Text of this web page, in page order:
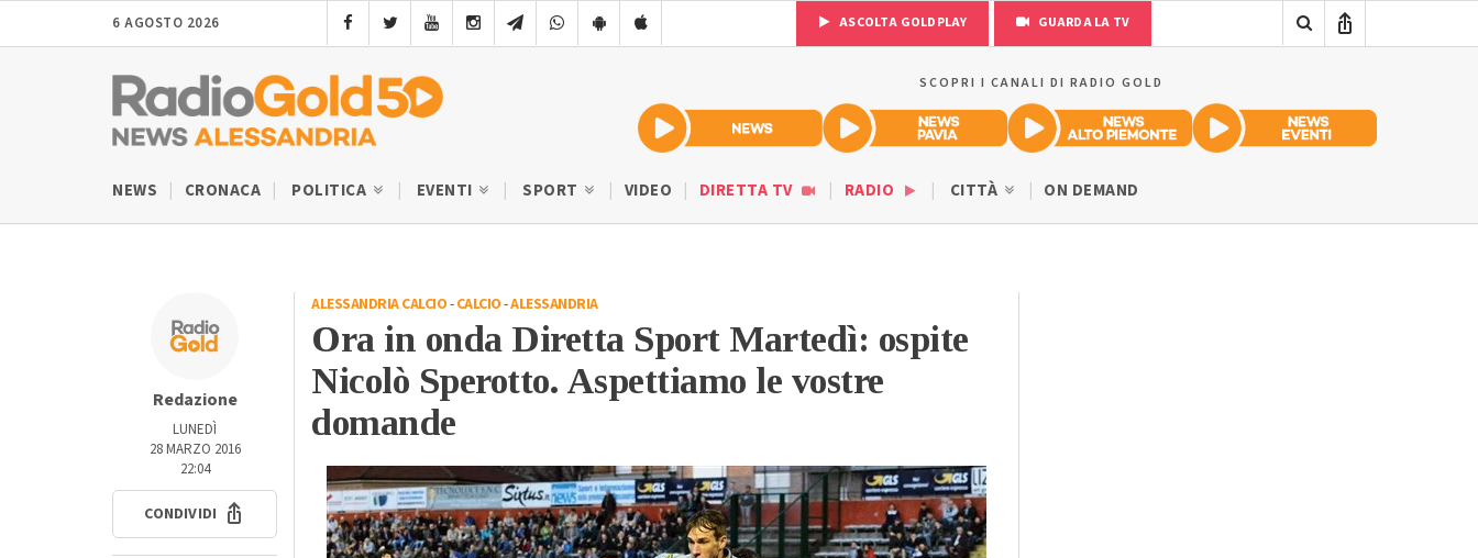
6 AGOSTO 2026 ASCOLTA GOLDPLAY GUARDA LA TV
SCOPRI I CANALI DI RADIO GOLD
NEWS CRONACA POLITICA EVENTI SPORT VIDEO DIRETTA TV RADIO CITTÀ ON DEMAND
Redazione
LUNEDÌ
28 MARZO 2016
22:04
CONDIVIDI
ALESSANDRIA CALCIO-CALCIO-ALESSANDRIA
Ora in onda Diretta Sport Martedì: ospite
Nicolò Sperotto. Aspettiamo le vostre
domande